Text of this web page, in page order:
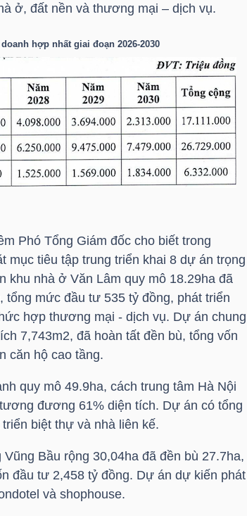
ở, đất nền và thương mại – dịch vụ.
hợp nhất giai đoạn 2026-2030
Phó Tổng Giám đốc cho biết trong
mục tiêu tập trung triển khai 8 dự án trọng
nhà ở Văn Lâm quy mô 18.29ha đã
mức đầu tư 535 tỷ đồng, phát triển
hợp thương mại - dịch vụ. Dự án chung
7,743m2, đã hoàn tất đền bù, tổng vốn
căn hộ cao tầng.
quy mô 49.9ha, cách trung tâm Hà Nội
đương 61% diện tích. Dự án có tổng
biệt thự và nhà liên kế.
Bầu rộng 30,04ha đã đền bù 27.7ha,
đầu tư 2,458 tỷ đồng. Dự án dự kiến phát
và shophouse.